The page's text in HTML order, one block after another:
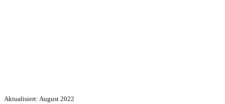
Aktualisiert: August 2022